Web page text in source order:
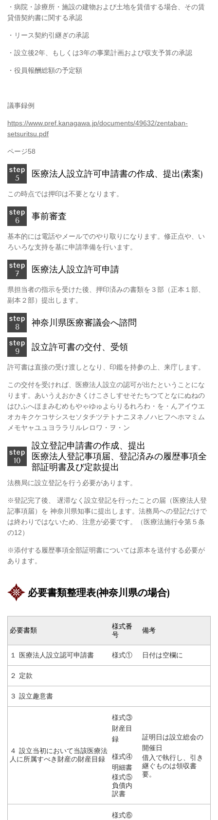
・病院・診療所・施設の建物および土地を賃借する場合、その賃
貸借契約書に関する承認
・リース契約引継ぎの承認
・設立後2年、もしくは3年の事業計画および収支予算の承認
・役員報酬総額の予定額
議事録例
https://www.pref.kanagawa.jp/documents/49632/zentaban-
setsuritsu.pdf
ページ58
医療法人設立許可申請書の作成、提出(素案)
この時点では押印は不要となります。
事前審査
基本的には電話やメールでのやり取りになります。修正点や、い
ろいろな支持を基に申請準備を行います。
医療法人設立許可申請
県担当者の指示を受けた後、押印済みの書類を３部（正本１部、
副本２部）提出します。
神奈川県医療審議会へ諮問
設立許可書の交付、受領
許可書は直接の受け渡しとなり、印鑑を持参の上、来庁します。
この交付を受ければ、医療法人設立の認可が出たということにな
ります。あいうえおかきくけこさしすせそたちつてとなにぬねの
はひふへほまみむめもやゃゆゅよらりるれろわ・を・んアイウエ
オカキクケコサシスセソタチツテトナニヌネノハヒフヘホマミム
メモヤャユュヨララリルレロワ・ヲ・ン
設立登記申請書の作成、提出
医療法人登記事項届、登記済みの履歴事項全
部証明書及び定款提出
法務局に設立登記を行う必要があります。
※登記完了後、 遅滞なく設立登記を行ったことの届（医療法人登
記事項届）を 神奈川県知事に提出します。法務局への登記だけで
は終わりではないため、注意が必要です。（医療法施行令第５条
の12）
※添付する履歴事項全部証明書については原本を送付する必要が
あります。
必要書類整理表(神奈川県の場合)
必要書類
様式番
号
備考
１ 医療法人設立認可申請書 様式① 日付は空欄に
２ 定款
３ 設立趣意書
４ 設立当初において当該医療法
人に所属すべき財産の財産目録
様式③
財産目
録
様式④
明細書
様式⑤
負債内
訳書
証明日は設立総会の
開催日
借入で執行し、引き
継ぐものは領収書
要。
様式⑥